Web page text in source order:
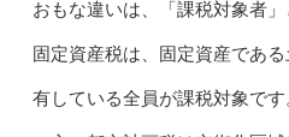
おもな違いは、「課税対象者」
固定資産税は、固定資産であ
有している全員が課税対象です